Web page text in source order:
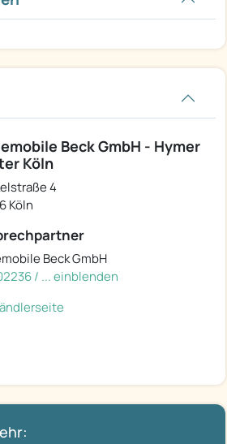
Beck GmbH - Hymer
Köln
4
Köln
Beck GmbH
/ ... einblenden